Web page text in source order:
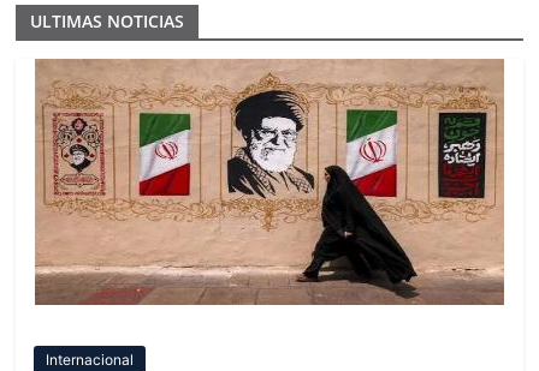
ULTIMAS NOTICIAS
Internacional